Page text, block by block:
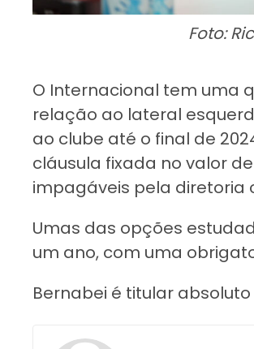
Foto:
O Internacional tem uma
relação ao lateral
ao clube até o final de
cláusula fixada no valor
impagáveis pela diretoria
Umas das opções
um ano, com uma
Bernabei é titular